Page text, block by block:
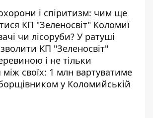
і спіритизм: чим ще
КП "Зеленосвіт" Коломиї
чи лісоруби? У ратуші
КП "Зеленосвіт"
і не тільки
між своїх: 1 млн вартуватиме
у Коломийській